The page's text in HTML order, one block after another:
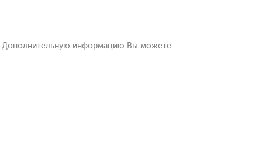
Дополнительную информацию Вы можете